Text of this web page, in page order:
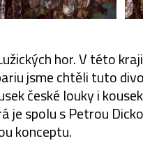
hor. V této
jsme chtěli tuto
české louky i
je spolu s Petrou
konceptu.